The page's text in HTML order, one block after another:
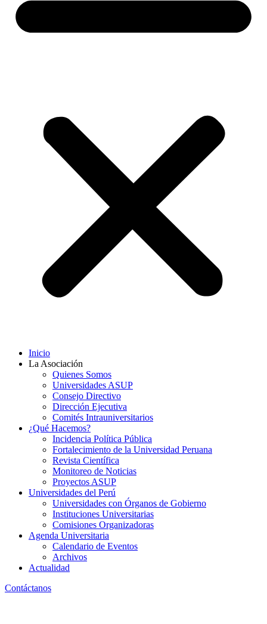
Inicio
La Asociación
Quienes Somos
Universidades ASUP
Consejo Directivo
Dirección Ejecutiva
Comités Intrauniversitarios
¿Qué Hacemos?
Incidencia Política Pública
Fortalecimiento de la Universidad Peruana
Revista Científica
Monitoreo de Noticias
Proyectos ASUP
Universidades del Perú
Universidades con Órganos de Gobierno
Instituciones Universitarias
Comisiones Organizadoras
Agenda Universitaria
Calendario de Eventos
Archivos
Actualidad
Contáctanos